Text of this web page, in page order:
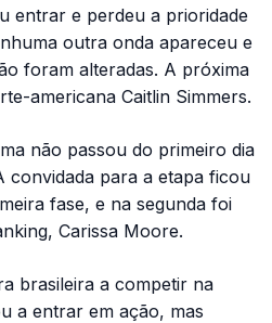
entrar e perdeu a prioridade
outra onda apareceu e
foram alteradas. A próxima
americana Caitlin Simmers.
não passou do primeiro dia
convidada para a etapa ficou
fase, e na segunda foi
Carissa Moore.
brasileira a competir na
a entrar em ação, mas